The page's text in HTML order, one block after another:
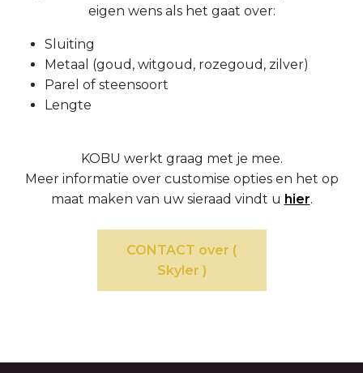
eigen wens als het gaat over:
Sluiting
Metaal (goud, witgoud, rozegoud, zilver)
Parel of steensoort
Lengte
KOBU werkt graag met je mee.
Meer informatie over customise opties en het op
maat maken van uw sieraad vindt u hier.
CONTACT over (
Skyler )